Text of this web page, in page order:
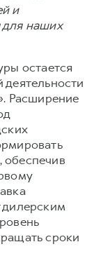
и
наших
остается
Расширение
дилерским
сроки